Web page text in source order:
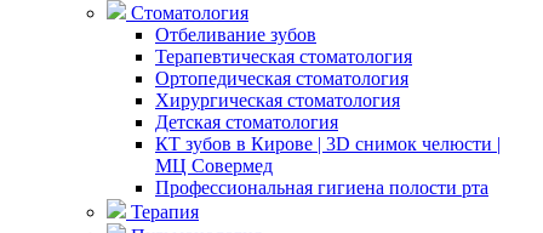
Стоматология
Отбеливание зубов
Терапевтическая стоматология
Ортопедическая стоматология
Хирургическая стоматология
Детская стоматология
КТ зубов в Кирове | 3D снимок челюсти |
МЦ Совермед
Профессиональная гигиена полости рта
Терапия